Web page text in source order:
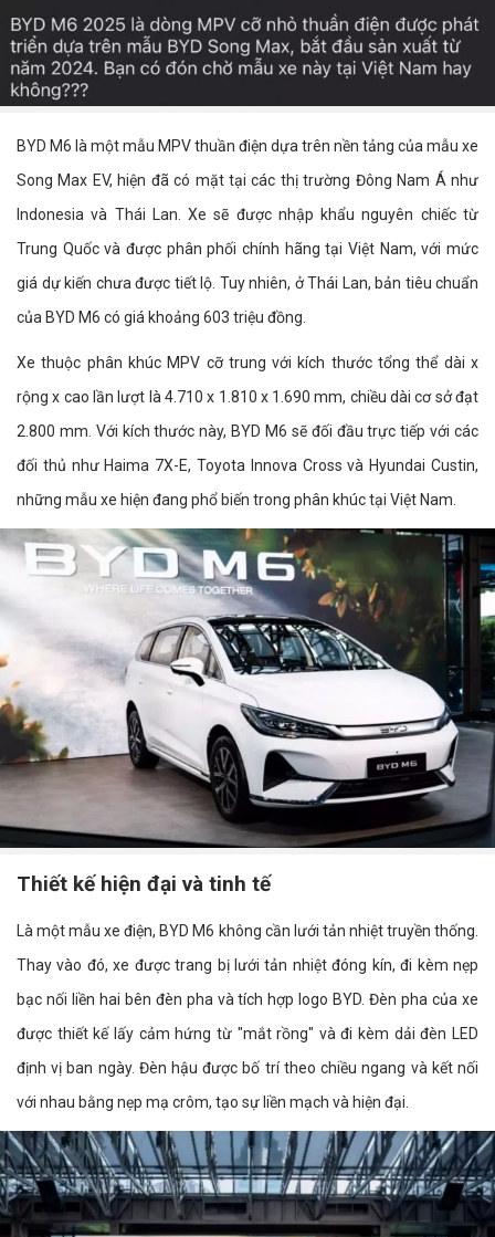
BYD M6 là một mẫu MPV thuần điện dựa trên nền tảng của mẫu xe
Song Max EV, hiện đã có mặt tại các thị trường Đông Nam Á như
Indonesia và Thái Lan. Xe sẽ được nhập khẩu nguyên chiếc từ
Trung Quốc và được phân phối chính hãng tại Việt Nam, với mức
giá dự kiến chưa được tiết lộ. Tuy nhiên, ở Thái Lan, bản tiêu chuẩn
của BYD M6 có giá khoảng 603 triệu đồng.
Xe thuộc phân khúc MPV cỡ trung với kích thước tổng thể dài x
rộng x cao lần lượt là 4.710 x 1.810 x 1.690 mm, chiều dài cơ sở đạt
2.800 mm. Với kích thước này, BYD M6 sẽ đối đầu trực tiếp với các
đối thủ như Haima 7X-E, Toyota Innova Cross và Hyundai Custin,
những mẫu xe hiện đang phổ biến trong phân khúc tại Việt Nam.
Thiết kế hiện đại và tinh tế
Là một mẫu xe điện, BYD M6 không cần lưới tản nhiệt truyền thống.
Thay vào đó, xe được trang bị lưới tản nhiệt đóng kín, đi kèm nẹp
bạc nối liền hai bên đèn pha và tích hợp logo BYD. Đèn pha của xe
được thiết kế lấy cảm hứng từ "mắt rồng" và đi kèm dải đèn LED
định vị ban ngày. Đèn hậu được bố trí theo chiều ngang và kết nối
với nhau bằng nẹp mạ crôm, tạo sự liền mạch và hiện đại.